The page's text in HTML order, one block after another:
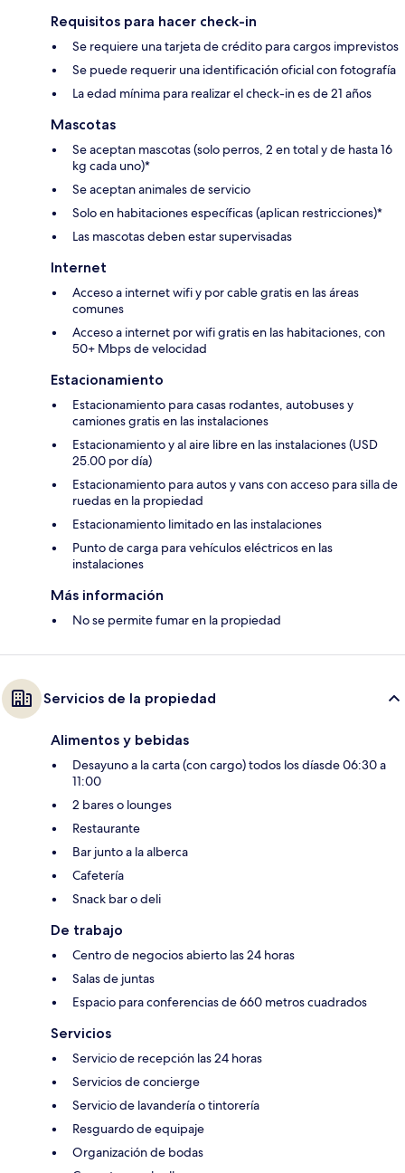
Requisitos para hacer check-in
Se requiere una tarjeta de crédito para cargos imprevistos
Se puede requerir una identificación oficial con fotografía
La edad mínima para realizar el check-in es de 21 años
Mascotas
Se aceptan mascotas (solo perros, 2 en total y de hasta 16
kg cada uno)*
Se aceptan animales de servicio
Solo en habitaciones específicas (aplican restricciones)*
Las mascotas deben estar supervisadas
Internet
Acceso a internet wifi y por cable gratis en las áreas
comunes
Acceso a internet por wifi gratis en las habitaciones, con
50+ Mbps de velocidad
Estacionamiento
Estacionamiento para casas rodantes, autobuses y
camiones gratis en las instalaciones
Estacionamiento y al aire libre en las instalaciones (USD
25.00 por día)
Estacionamiento para autos y vans con acceso para silla de
ruedas en la propiedad
Estacionamiento limitado en las instalaciones
Punto de carga para vehículos eléctricos en las
instalaciones
Más información
No se permite fumar en la propiedad
Servicios de la propiedad
Alimentos y bebidas
Desayuno a la carta (con cargo) todos los díasde 06:30 a
11:00
2 bares o lounges
Restaurante
Bar junto a la alberca
Cafetería
Snack bar o deli
De trabajo
Centro de negocios abierto las 24 horas
Salas de juntas
Espacio para conferencias de 660 metros cuadrados
Servicios
Servicio de recepción las 24 horas
Servicios de concierge
Servicio de lavandería o tintorería
Resguardo de equipaje
Organización de bodas